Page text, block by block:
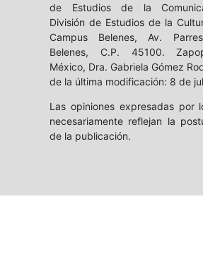
de Estudios de la
División de Estudios de la
Campus Belenes, Av.
Belenes, C.P. 45100.
México, Dra. Gabriela Gómez
de la última modificación: 8 de
Las opiniones expresadas por
necesariamente reflejan la
de la publicación.